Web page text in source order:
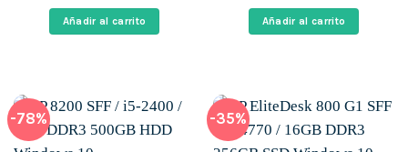
original
era:
actual
es:
Añadir al carrito
original
era:
actual
es:
Añadir al carrito
-78% -35%